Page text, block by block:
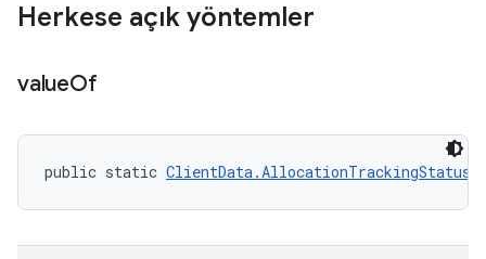
Herkese açık yöntemler
valueOf
public static ClientData.AllocationTrackingStatus